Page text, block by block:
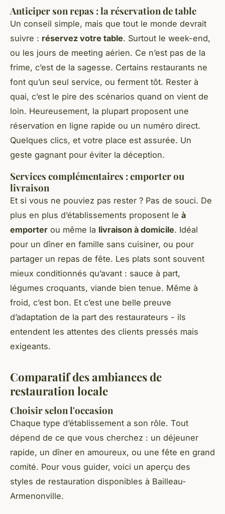
Anticiper son repas : la réservation de table
Un conseil simple, mais que tout le monde devrait
suivre : réservez votre table. Surtout le week-end,
ou les jours de meeting aérien. Ce n’est pas de la
frime, c’est de la sagesse. Certains restaurants ne
font qu’un seul service, ou ferment tôt. Rester à
quai, c’est le pire des scénarios quand on vient de
loin. Heureusement, la plupart proposent une
réservation en ligne rapide ou un numéro direct.
Quelques clics, et votre place est assurée. Un
geste gagnant pour éviter la déception.
Services complémentaires : emporter ou
livraison
Et si vous ne pouviez pas rester ? Pas de souci. De
plus en plus d’établissements proposent le à
emporter ou même la livraison à domicile. Idéal
pour un dîner en famille sans cuisiner, ou pour
partager un repas de fête. Les plats sont souvent
mieux conditionnés qu’avant : sauce à part,
légumes croquants, viande bien tenue. Même à
froid, c’est bon. Et c’est une belle preuve
d’adaptation de la part des restaurateurs - ils
entendent les attentes des clients pressés mais
exigeants.
Comparatif des ambiances de
restauration locale
Choisir selon l'occasion
Chaque type d’établissement a son rôle. Tout
dépend de ce que vous cherchez : un déjeuner
rapide, un dîner en amoureux, ou une fête en grand
comité. Pour vous guider, voici un aperçu des
styles de restauration disponibles à Bailleau-
Armenonville.